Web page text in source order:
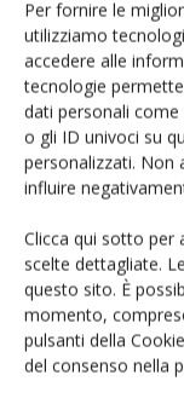
Per fornire le
utilizziamo
accedere alle
tecnologie
dati personali
o gli ID univoci su
personalizzati. Non
influire
Clicca qui sotto per
scelte dettagliate.
questo sito. È
momento,
pulsanti della
del consenso nella
sostenibile,
elementi cruciali
prestazioni senza
Come si può
competitivo,
evoluzione?